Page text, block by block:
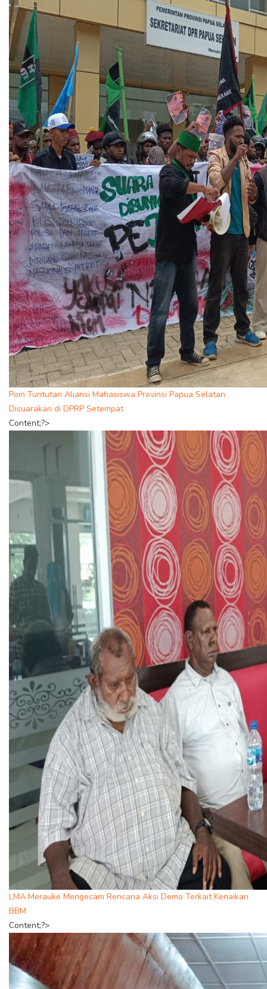
Poin Tuntutan Aliansi Mahasiswa Provinsi Papua Selatan
Disuarakan di DPRP Setempat
Content;?>
LMA Merauke Mengecam Rencana Aksi Demo Terkait Kenaikan
BBM
Content;?>